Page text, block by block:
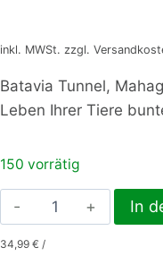
inkl. MWSt. zzgl.
Batavia Tunnel,
Leben Ihrer Tiere
150 vorrätig
Batavia
Tunnel,
Mahagoni,
In
34,99 € /